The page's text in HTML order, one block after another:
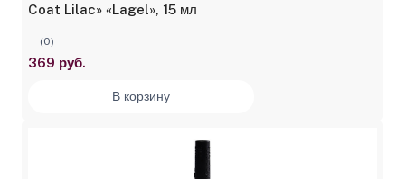
Coat Lilac» «Lagel», 15 мл
(0)
369 руб.
В корзину